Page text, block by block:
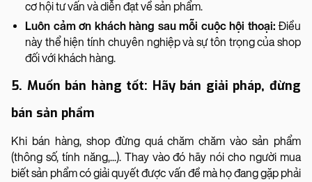
cơ hội tư vấn và diễn đạt về sản phẩm.
Luôn cảm ơn khách hàng sau mỗi cuộc hội thoại:Điều
này thể hiện tính chuyên nghiệp và sự tôn trọng của shop
đối với khách hàng.
5. Muốn bán hàng tốt: Hãy bán giải pháp, đừng
bán sản phẩm
Khi bán hàng, shop đừng quá chăm chăm vào sản phẩm
(thông số, tính năng,...). Thay vào đó hãy nói cho người mua
biết sản phẩm có giải quyết được vấn đề mà họ đang gặp phải